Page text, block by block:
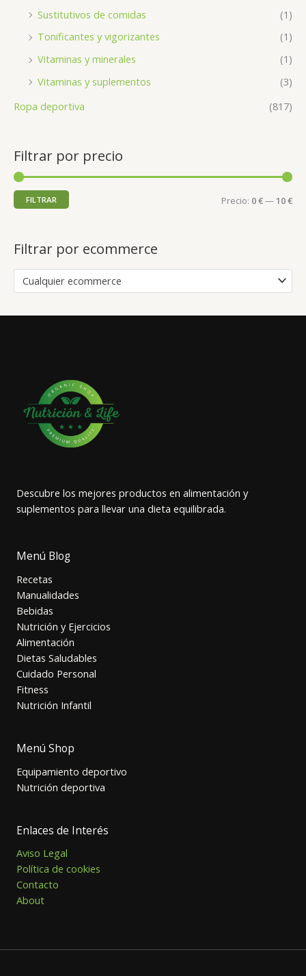
Sustitutivos de comidas
(1)
Tonificantes y vigorizantes
(1)
Vitaminas y minerales
(1)
Vitaminas y suplementos
(3)
Ropa deportiva
(817)
Filtrar por precio
FILTRAR Precio: 0 €— 10 €
Filtrar por ecommerce
Cualquier ecommerce
Descubre los mejores productos en alimentación y
suplementos para llevar una dieta equilibrada.
Menú Blog
Recetas
Manualidades
Bebidas
Nutrición y Ejercicios
Alimentación
Dietas Saludables
Cuidado Personal
Fitness
Nutrición Infantil
Menú Shop
Equipamiento deportivo
Nutrición deportiva
Enlaces de Interés
Aviso Legal
Política de cookies
Contacto
About